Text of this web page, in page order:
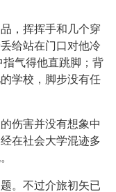
，挥挥手和几个穿
给站在门口对他冷
气得他直跳脚；背
学校，脚步没有任
伤害并没有想象中
在社会大学混迹多
。不过介旅初矢已